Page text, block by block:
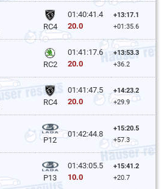
RC4
01:40:41.4
20.0
+13:17.1
+01:35.6
RC2
01:41:17.6
20.0
+13:53.3
+36.2
RC4
01:41:47.5
20.0
+14:23.2
+29.9
P12
01:42:44.8
+15:20.5
+57.3
P13
01:43:05.5
10.0
+15:41.2
+20.7